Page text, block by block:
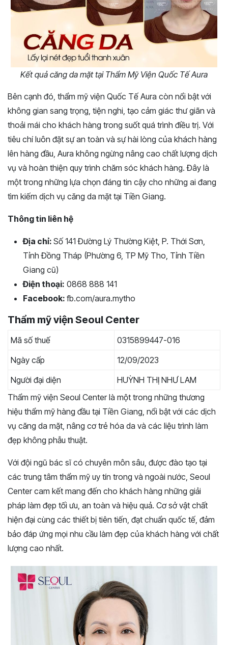
Kết quả căng da mặt tại Thẩm Mỹ Viện Quốc Tế Aura
Bên cạnh đó, thẩm mỹ viện Quốc Tế Aura còn nổi bật với
không gian sang trọng, tiện nghi, tạo cảm giác thư giãn và
thoải mái cho khách hàng trong suốt quá trình điều trị. Với
tiêu chí luôn đặt sự an toàn và sự hài lòng của khách hàng
lên hàng đầu, Aura không ngừng nâng cao chất lượng dịch
vụ và hoàn thiện quy trình chăm sóc khách hàng. Đây là
một trong những lựa chọn đáng tin cậy cho những ai đang
tìm kiếm dịch vụ căng da mặt tại Tiền Giang.
Thông tin liên hệ
Địa chỉ: Số 141 Đường Lý Thường Kiệt, P. Thới Sơn,
Tỉnh Đồng Tháp (Phường 6, TP Mỹ Tho, Tỉnh Tiền
Giang cũ)
Điện thoại: 0868 888 141
Facebook: fb.com/aura.mytho
Thẩm mỹ viện Seoul Center
Mã số thuế
0315899447-016
Ngày cấp
12/09/2023
Người đại diện
HUỲNH THỊ NHƯ LAM
Thẩm mỹ viện Seoul Center là một trong những thương
hiệu thẩm mỹ hàng đầu tại Tiền Giang, nổi bật với các dịch
vụ căng da mặt, nâng cơ trẻ hóa da và các liệu trình làm
đẹp không phẫu thuật.
Với đội ngũ bác sĩ có chuyên môn sâu, được đào tạo tại
các trung tâm thẩm mỹ uy tín trong và ngoài nước, Seoul
Center cam kết mang đến cho khách hàng những giải
pháp làm đẹp tối ưu, an toàn và hiệu quả. Cơ sở vật chất
hiện đại cùng các thiết bị tiên tiến, đạt chuẩn quốc tế, đảm
bảo đáp ứng mọi nhu cầu làm đẹp của khách hàng với chất
lượng cao nhất.